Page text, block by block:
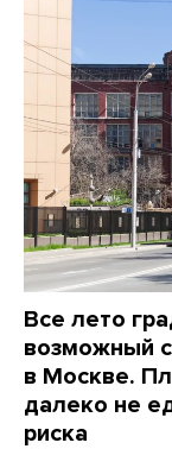
Все лето
возможный
в Москве.
далеко не
риска